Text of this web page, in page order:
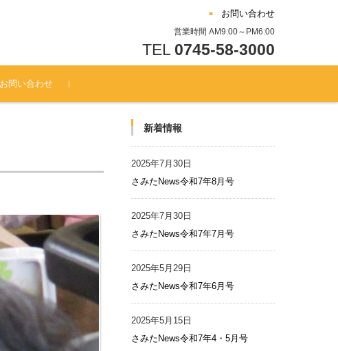
お問い合わせ
営業時間 AM9:00～PM6:00
TEL 0745-58-3000
お問い合わせ
新着情報
2025年7月30日
さみたNews令和7年8月号
2025年7月30日
さみたNews令和7年7月号
2025年5月29日
さみたNews令和7年6月号
2025年5月15日
さみたNews令和7年4・5月号